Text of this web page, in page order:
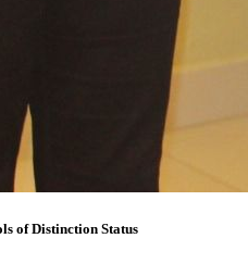
of Distinction Status